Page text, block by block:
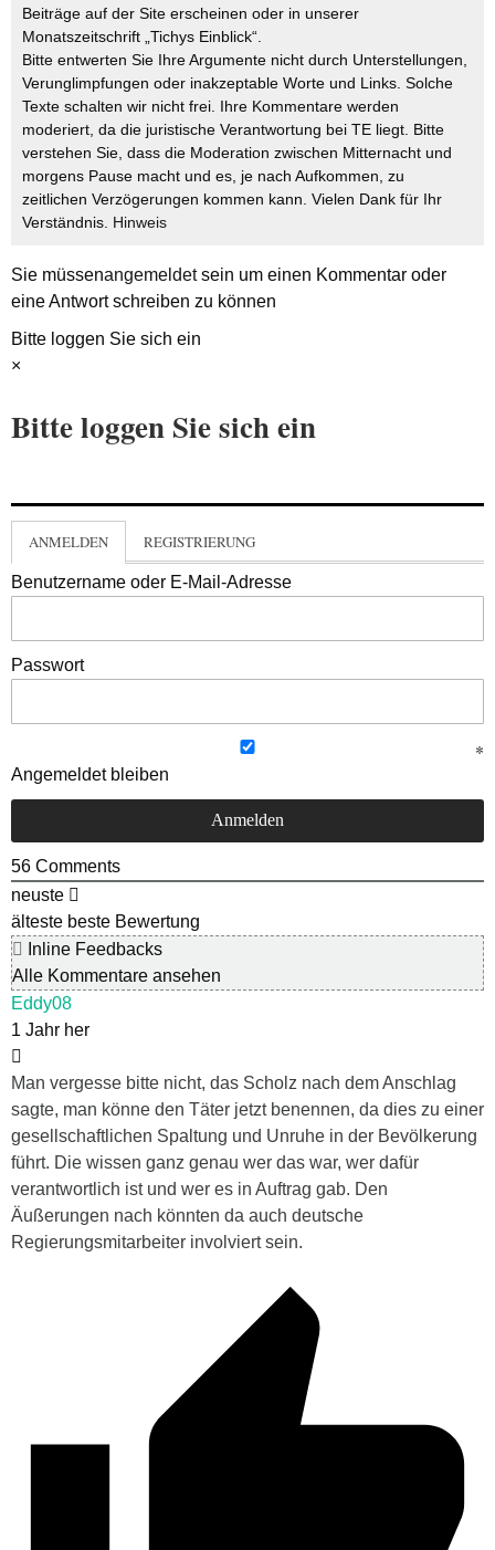
Beiträge auf der Site erscheinen oder in unserer
Monatszeitschrift „Tichys Einblick“.
Bitte entwerten Sie Ihre Argumente nicht durch Unterstellungen,
Verunglimpfungen oder inakzeptable Worte und Links. Solche
Texte schalten wir nicht frei. Ihre Kommentare werden
moderiert, da die juristische Verantwortung bei TE liegt. Bitte
verstehen Sie, dass die Moderation zwischen Mitternacht und
morgens Pause macht und es, je nach Aufkommen, zu
zeitlichen Verzögerungen kommen kann. Vielen Dank für Ihr
Verständnis. Hinweis
Sie müssenangemeldetsein um einen Kommentar oder
eine Antwort schreiben zu können
Bitte loggen Sie sich ein
×
Bitte loggen Sie sich ein
ANMELDEN REGISTRIERUNG
Benutzername oder E-Mail-Adresse
Passwort
Angemeldet bleiben
56 Comments
neuste
älteste beste Bewertung
Inline Feedbacks
Alle Kommentare ansehen
Eddy08
1 Jahr her
Man vergesse bitte nicht, das Scholz nach dem Anschlag
sagte, man könne den Täter jetzt benennen, da dies zu einer
gesellschaftlichen Spaltung und Unruhe in der Bevölkerung
führt. Die wissen ganz genau wer das war, wer dafür
verantwortlich ist und wer es in Auftrag gab. Den
Äußerungen nach könnten da auch deutsche
Regierungsmitarbeiter involviert sein.